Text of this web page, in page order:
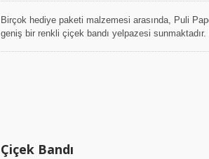
Birçok hediye paketi malzemesi arasında, Puli
geniş bir renkli çiçek bandı yelpazesi
Çiçek Bandı